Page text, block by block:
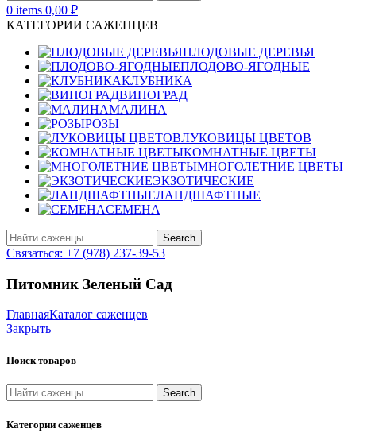
0 items 0,00 ₽
КАТЕГОРИИ САЖЕНЦЕВ
ПЛОДОВЫЕ ДЕРЕВЬЯ
ПЛОДОВО-ЯГОДНЫЕ
КЛУБНИКА
ВИНОГРАД
МАЛИНА
РОЗЫ
ЛУКОВИЦЫ ЦВЕТОВ
КОМНАТНЫЕ ЦВЕТЫ
МНОГОЛЕТНИЕ ЦВЕТЫ
ЭКЗОТИЧЕСКИЕ
ЛАНДШАФТНЫЕ
СЕМЕНА
Search
Связаться: +7 (978) 237-39-53
Питомник Зеленый Сад
ГлавнаяКаталог саженцев
Закрыть
Поиск товаров
Search
Категории саженцев